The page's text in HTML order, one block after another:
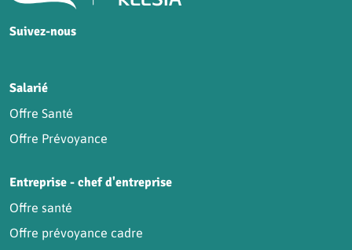
Suivez-nous
Salarié
Offre Santé
Offre Prévoyance
Entreprise - chef d'entreprise
Offre santé
Offre prévoyance cadre